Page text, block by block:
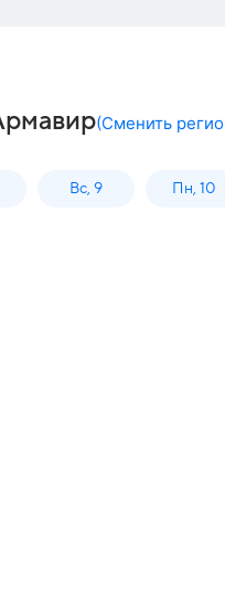
(Сменить
Вс, 9 Пн, 10